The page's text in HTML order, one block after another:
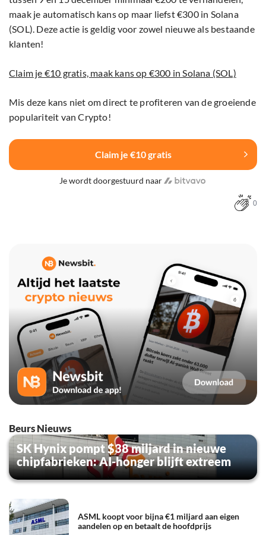
maak je automatisch kans op maar liefst €300 in Solana
(SOL). Deze actie is geldig voor zowel nieuwe als bestaande
klanten!
Claim je €10 gratis, maak kans op €300 in Solana (SOL)
Mis deze kans niet om direct te profiteren van de groeiende
populariteit van Crypto!
Claim je €10 gratis
Je wordt doorgestuurd naar
0
Beurs Nieuws
SK Hynix pompt $38 miljard in nieuwe
chipfabrieken: AI-honger blijft extreem
ASML koopt voor bijna €1 miljard aan eigen
aandelen op en betaalt de hoofdprijs